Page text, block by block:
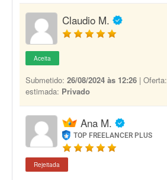
Claudio M.
Aceita
Submetido: 26/08/2024 às 12:26 | Oferta:
estimada: Privado
Ana M.
TOP FREELANCER PLUS
Rejeitada